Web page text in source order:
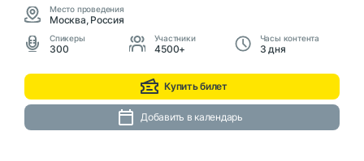
Место проведения
Москва, Россия
Cпикеры
300
Участники
4500+
Часы контента
3 дня
Купить билет
Добавить в календарь